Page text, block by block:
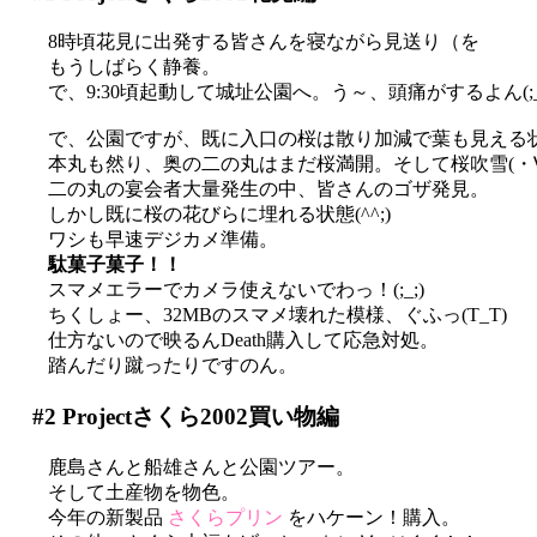
8時頃花見に出発する皆さんを寝ながら見送り（を
もうしばらく静養。
で、9:30頃起動して城址公園へ。う～、頭痛がするよん
で、公園ですが、既に入口の桜は散り加減で葉も見える
本丸も然り、奥の二の丸はまだ桜満開。そして桜吹雪(
二の丸の宴会者大量発生の中、皆さんのゴザ発見。
しかし既に桜の花びらに埋れる状態(^^;)
ワシも早速デジカメ準備。
駄菓子菓子！！
スマメエラーでカメラ使えないでわっ！(;_;)
ちくしょー、32MBのスマメ壊れた模様、ぐふっ(T_T)
仕方ないので映るんDeath購入して応急対処。
踏んだり蹴ったりですのん。
#2 Projectさくら2002買い物編
鹿島さんと船雄さんと公園ツアー。
そして土産物を物色。
今年の新製品 さくらプリン をハケーン！購入。